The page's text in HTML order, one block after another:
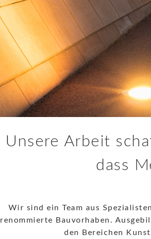
Unsere Arbeit
dass
Wir sind ein Team aus
renommierte Bauvorhaben.
den Bereichen